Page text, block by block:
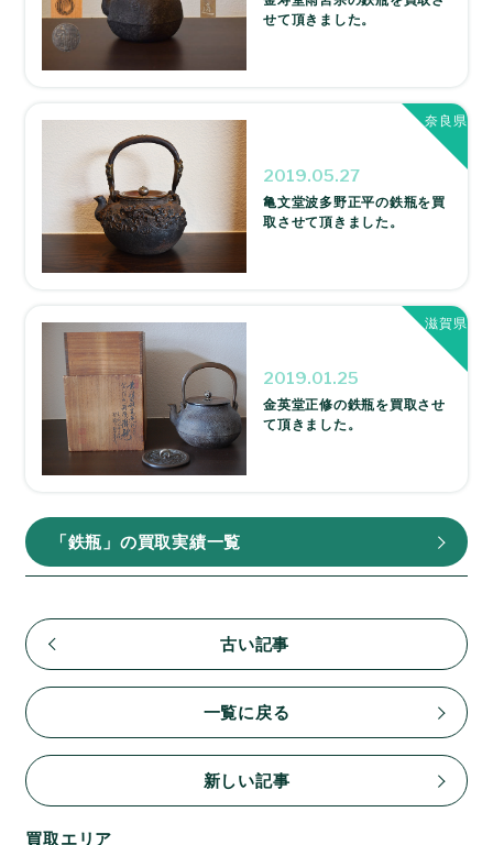
せて頂きました。
2019.05.27
亀文堂波多野正平の鉄瓶を買
取させて頂きました。
奈良県
2019.01.25
金英堂正修の鉄瓶を買取させ
て頂きました。
滋賀県
「鉄瓶」の買取実績一覧
古い記事
一覧に戻る
新しい記事
買取エリア